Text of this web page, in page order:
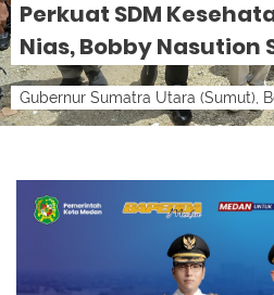
Perkuat SDM
Nias, Bobby Nasution